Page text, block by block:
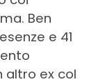
Ben
e 41
altro ex col